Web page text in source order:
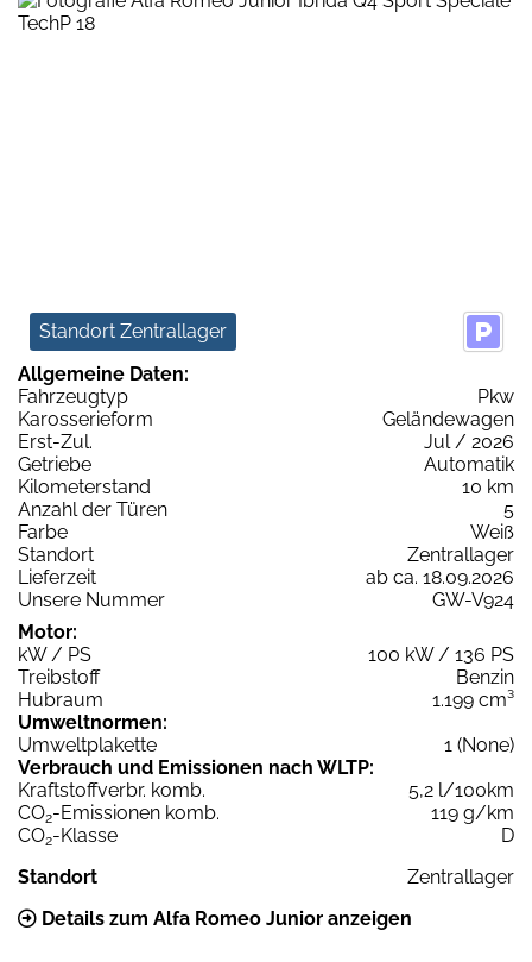
Standort Zentrallager
Allgemeine Daten:
Fahrzeugtyp
Pkw
Karosserieform
Geländewagen
Erst-Zul.
Jul / 2026
Getriebe
Automatik
Kilometerstand
10 km
Anzahl der Türen
5
Farbe
Weiß
Standort
Zentrallager
Lieferzeit
ab ca. 18.09.2026
Unsere Nummer
GW-V924
Motor:
kW / PS
100 kW / 136 PS
Treibstoff
Benzin
Hubraum
1.199 cm³
Umweltnormen:
Umweltplakette
1 (None)
Verbrauch und Emissionen nach WLTP:
Kraftstoffverbr. komb.
5,2 l/100km
CO2-Emissionen komb.
119 g/km
CO2-Klasse
D
Standort
Zentrallager
Details zum Alfa Romeo Junior anzeigen